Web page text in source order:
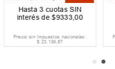
Hasta3 cuotas SIN
interés de$9333 ,00
Precio sin impuestos nacionales:
$ 23.139,67